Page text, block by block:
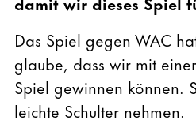
Das Spiel gegen WAC
glaube, dass wir mit
Spiel gewinnen können.
leichte Schulter nehmen.